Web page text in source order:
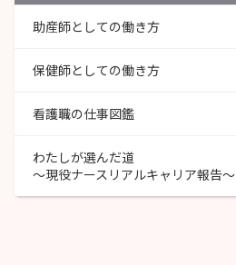
助産師としての働き方
保健師としての働き方
看護職の仕事図鑑
わたしが選んだ道
～現役ナースリアルキャリア報告～